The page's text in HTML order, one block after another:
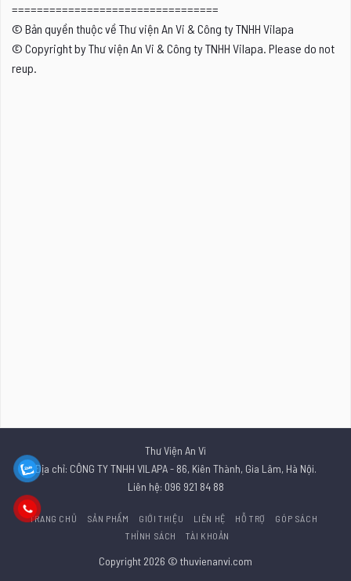
=================================
© Bản quyền thuộc về Thư viện An Vi & Công ty TNHH Vilapa
© Copyright by Thư viện An Vi & Công ty TNHH Vilapa. Please do not
reup.
Thư Viện An Vi
Địa chỉ: CÔNG TY TNHH VILAPA - 86, Kiên Thành, Gia Lâm, Hà Nội.
Liên hệ: 096 921 84 88
TRANG CHỦ SẢN PHẨM GIỚI THIỆU LIÊN HỆ HỖ TRỢ
GÓP SÁCH
THỈNH SÁCH
TÀI KHOẢN
Copyright 2026 © thuvienanvi.com